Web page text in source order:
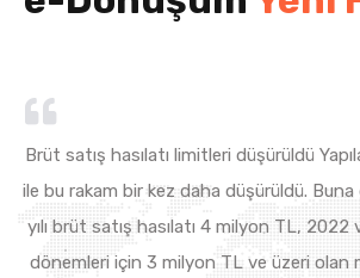
Brüt satış hasılatı limitleri düşürüldü
ile bu rakam bir kez daha düşürüldü.
yılı brüt satış hasılatı 4 milyon TL,
dönemleri için 3 milyon TL ve üzeri olan